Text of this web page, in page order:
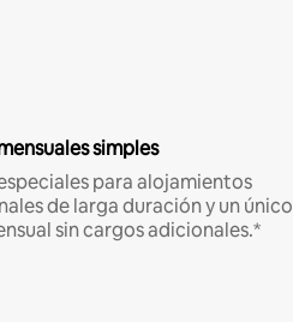
simples
para alojamientos
de larga duración y un único
sin cargos adicionales.*